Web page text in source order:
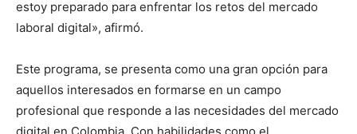
estoy preparado para enfrentar los retos del mercado
laboral digital», afirmó.
Este programa, se presenta como una gran opción para
aquellos interesados en formarse en un campo
profesional que responde a las necesidades del mercado